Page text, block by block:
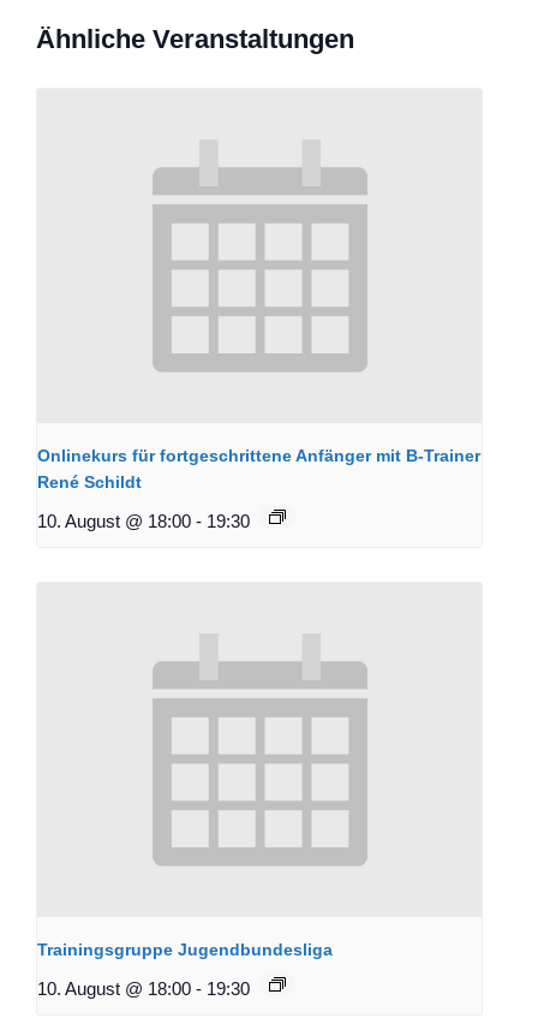
Ähnliche Veranstaltungen
Onlinekurs für fortgeschrittene Anfänger mit B-Trainer
René Schildt
10. August @ 18:00 - 19:30
Trainingsgruppe Jugendbundesliga
10. August @ 18:00 - 19:30